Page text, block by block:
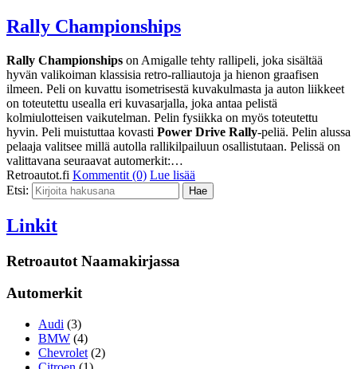
Rally Championships
Rally Championships on Amigalle tehty rallipeli, joka sisältää
hyvän valikoiman klassisia retro-ralliautoja ja hienon graafisen
ilmeen. Peli on kuvattu isometrisestä kuvakulmasta ja auton liikkeet
on toteutettu usealla eri kuvasarjalla, joka antaa pelistä
kolmiulotteisen vaikutelman. Pelin fysiikka on myös toteutettu
hyvin. Peli muistuttaa kovasti Power Drive Rally-peliä. Pelin alussa
pelaaja valitsee millä autolla rallikilpailuun osallistutaan. Pelissä on
valittavana seuraavat automerkit:…
Retroautot.fi Kommentit (0) Lue lisää
Etsi:
Linkit
Retroautot Naamakirjassa
Automerkit
Audi (3)
BMW (4)
Chevrolet (2)